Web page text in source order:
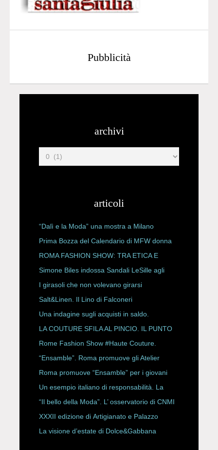
Pubblicità
archivi
articoli
“Dalì e la Moda” una mostra a Milano
Prima Bozza del Calendario di MFW donna
P/E 2027
ROMA FASHION SHOW: TRA ETICA E
HAUTE COUTURE
Simone Biles indossa Sandali LeSille agli
ESPY Awards 2026
I girasoli che non volevano girarsi
Salt&Linen. Il Lino di Falconeri
Una indagine sugli acquisti in saldo.
LA COUTURE SFILA AL PINCIO. IL PUNTO
CON ALESSANDRO ONORATO E
ROBERTA ANGELILLI
Rome Fashion Show #Haute Couture.
“Ensamble”. Roma promuove gli Atelier
Storici
Roma promuove “Ensamble” per i giovani
Un esempio italiano di responsabilità. La
Rete Slow Fiber
“Il bello della Moda”. L’ osservatorio di CNMI
XXXII edizione di Artigianato e Palazzo
La visione d’estate di Dolce&Gabbana